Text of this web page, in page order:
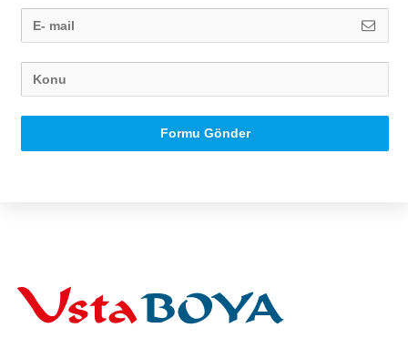
Formu Gönder